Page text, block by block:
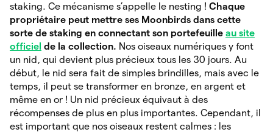
staking. Ce mécanisme s’appelle le nesting ! Chaque
propriétaire peut mettre ses Moonbirds dans cette
sorte de staking en connectant son portefeuille au site
officiel de la collection. Nos oiseaux numériques y font
un nid, qui devient plus précieux tous les 30 jours. Au
début, le nid sera fait de simples brindilles, mais avec le
temps, il peut se transformer en bronze, en argent et
même en or ! Un nid précieux équivaut à des
récompenses de plus en plus importantes. Cependant, il
est important que nos oiseaux restent calmes : les